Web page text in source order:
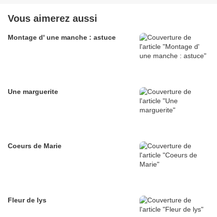
Vous aimerez aussi
Montage d' une manche : astuce
Une marguerite
Coeurs de Marie
Fleur de lys